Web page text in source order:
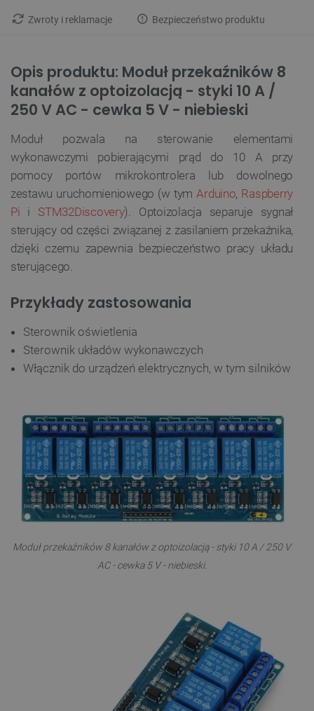
Zwroty i reklamacje Bezpieczeństwo produktu
Opis produktu: Moduł przekaźników 8
kanałów z optoizolacją - styki 10 A /
250 V AC - cewka 5 V - niebieski
Moduł pozwala na sterowanie elementami
wykonawczymi pobierającymi prąd do 10 A przy
pomocy portów mikrokontrolera lub dowolnego
zestawu uruchomieniowego (w tymArduino, Raspberry
Pi i STM32Discovery). Optoizolacja separuje sygnał
sterujący od części związanej z zasilaniem przekaźnika,
dzięki czemu zapewnia bezpieczeństwo pracy układu
sterującego.
Przykłady zastosowania
Sterownik oświetlenia
Sterownik układów wykonawczych
Włącznik do urządzeń elektrycznych, w tym silników
Moduł przekaźników 8 kanałów z optoizolacją - styki 10 A / 250 V
AC - cewka 5 V - niebieski.